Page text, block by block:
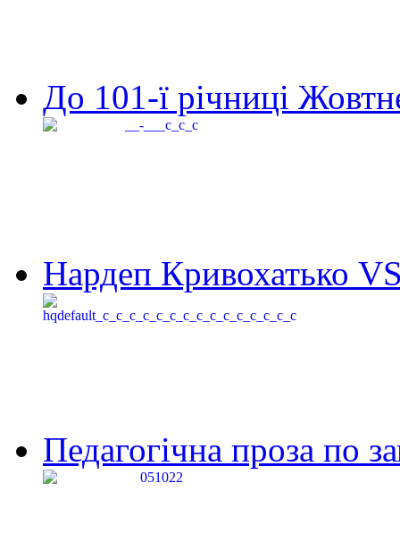
До 101-ї річниці
Нардеп Кривохатько
Педагогічна проза по